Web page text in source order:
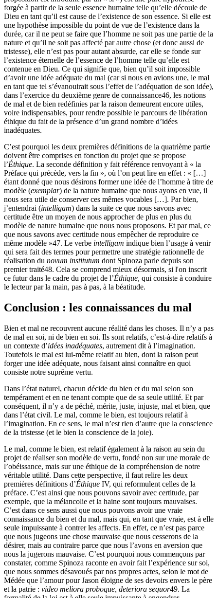
forgée à partir de la seule essence humaine telle qu’elle découle de
Dieu en tant qu’il est cause de l’existence de son essence. Si elle est
une hypothèse impossible du point de vue de l’existence dans la
durée, car il ne peut se faire que l’homme ne soit pas une partie de la
nature et qu’il ne soit pas affecté par autre chose (et donc aussi de
tristesse), elle n’est pas pour autant absurde, car elle se fonde sur
l’existence éternelle de l’essence de l’homme telle qu’elle est
contenue en Dieu. Ce qui signifie que, bien qu’il soit impossible
d’avoir une idée adéquate du mal (car si nous en avions une, le mal
en tant que tel s’évanouirait sous l’effet de l’adéquation de son idée),
dans l’exercice du deuxième genre de connaissance46, les notions
de mal et de bien redéfinies par la raison demeurent encore utiles,
voire indispensables, pour rendre possible le parcours de libération
éthique du fait de la présence d’un grand nombre d’idées
inadéquates.
C’est pourquoi les deux premières définitions de la quatrième partie
doivent être comprises en fonction du projet que se propose
l’Éthique. La seconde définition y fait référence renvoyant à « la
Préface qui précède, vers la fin », où l’on peut lire en effet : « […]
étant donné que nous désirons former une idée de l’homme à titre de
modèle (exemplar) de la nature humaine que nous ayons en vue, il
nous sera utile de conserver ces mêmes vocables […]. Par bien,
j’entendrai (intelligam) dans la suite ce que nous savons avec
certitude être un moyen de nous approcher de plus en plus du
modèle de nature humaine que nous nous proposons. Et par mal, ce
que nous savons avec certitude nous empêcher de reproduire ce
même modèle »47. Le verbe intelligam indique bien l’usage à venir
qui sera fait des termes pour permettre une stratégie rationnelle de
réalisation du novum institutum dont Spinoza parle depuis son
premier traité48. Cela se comprend mieux désormais, si l'on inscrit
ce futur dans le cadre du projet de l’Éthique, qui consiste à conduire
le lecteur par la main, pas à pas, à la béatitude.
Conclusion : les connaissances du mal
Bien et mal ne recouvrent aucune réalité dans les choses. Il n’y a pas
de mal en soi, ni de bien en soi. Ils sont relatifs, c’est-à-dire relatifs à
un contexte d’idées inadéquates, autrement dit à l’imagination.
Toutefois le mal est lui-même relatif au bien, dont la raison peut
forger une idée adéquate, nous faisant ainsi connaître en quoi
consiste notre suprême vertu.
Dans l’état naturel, chacun décide du bien et du mal selon son
tempérament et en ne tenant compte que de sa seule utilité. Et par
conséquent, il n’y a de péché, mérite, juste, injuste, mal et bien, que
dans l’état civil. Le mal, comme le bien, est toujours relatif à
l’imagination. En ce sens, le mal n’est rien d’autre que la conscience
de la tristesse (et le bien la conscience de la joie).
Le mal, comme le bien, est relatif également à la raison au sein du
projet de réaliser son modèle de vertu, fondé non sur une morale de
l’obéissance, mais sur une éthique de la compréhension de notre
véritable utilité. Dans cette perspective, il faut relire les deux
premières définitions d’Éthique IV, qui reformulent celles de la
préface. C’est ainsi que nous pouvons savoir avec certitude, par
exemple, que la mélancolie et la haine sont toujours mauvaises.
C’est dans ce sens aussi que nous pouvons avoir une vraie
connaissance du bien et du mal, mais qui, en tant que vraie, est à elle
seule impuissante à contrer les affects. En effet, ce n’est pas parce
que nous jugeons une chose mauvaise que nous cesserons de la
désirer, mais au contraire parce que nous l’avons en aversion que
nous la jugerons mauvaise. C’est pourquoi nous commençons par
constater, comme Spinoza raconte en avoir fait l’expérience sur soi,
que nous sommes désavoués par nos propres actes, selon le mot de
Médée que l’amour pour Jason éloigne de ses devoirs envers le père
et la patrie : video meliora proboque, deteriora sequor49. La